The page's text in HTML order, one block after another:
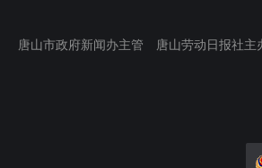
唐山市政府新闻办主管 唐山劳动日报社主